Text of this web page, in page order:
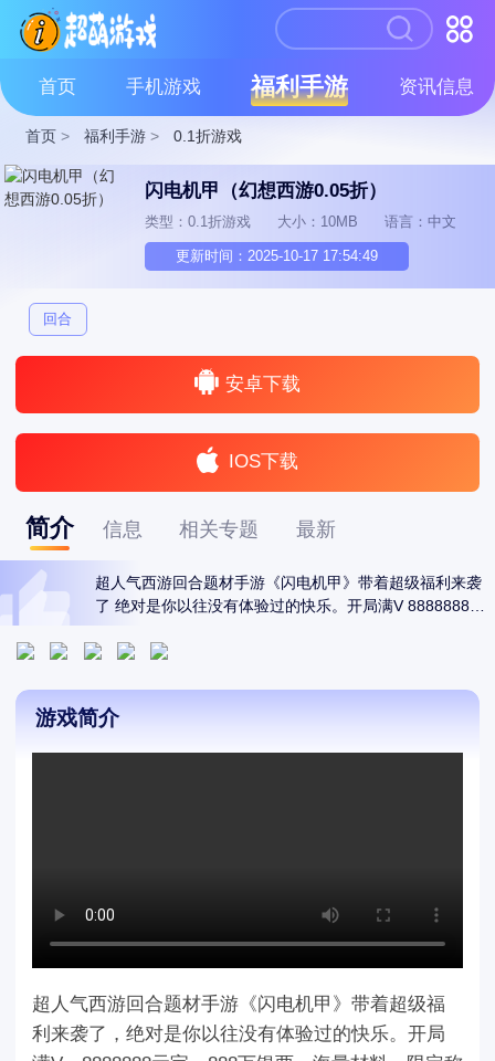
首页 手机游戏 福利手游 资讯信息
首页 > 福利手游 > 0.1折游戏
闪电机甲（幻想西游0.05折）
类型：0.1折游戏 大小：10MB 语言：中文
更新时间：2025-10-17 17:54:49
回合
安卓下载
IOS下载
简介 信息 相关专题 最新
超人气西游回合题材手游《闪电机甲》带着超级福利来袭
了 绝对是你以往没有体验过的快乐。开局满V 8888888元
线送超强打金工具 打怪爆免单券 不花一分钱也能当大佬 全
乱世 开启热血的诛妖之路 参与征伐纣王的旷世之战。感受
人、仙、魔三界魅力 斗天地镇众妖 开启属于你的封神传
游戏简介
超人气西游回合题材手游《闪电机甲》带着超级福
利来袭了，绝对是你以往没有体验过的快乐。开局